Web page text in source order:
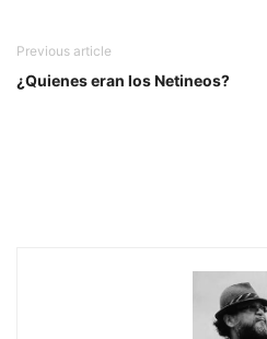
Previous article
¿Quienes eran los Netineos?